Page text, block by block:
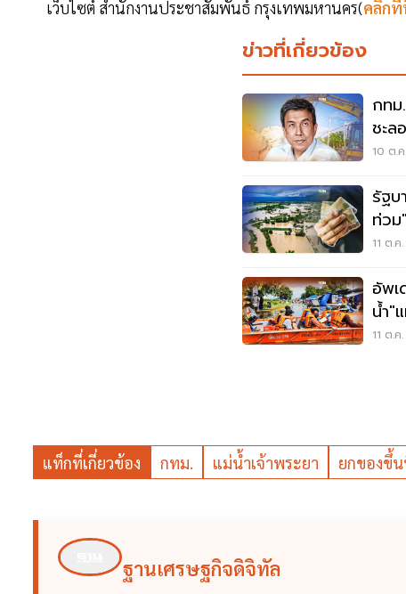
เว็บไซต์ สำนักงานประชาสัมพันธ์ กรุงเทพมหานคร(คลิก
ข่าวที่เกี่ยวข้อง
กท
ชะล
หกว
10 ต.
รัฐบ
ท่ว
ล้าน
11 ต.
อัพ
น้ำ"
ไม่ได้
11 ต.
แท็กที่เกี่ยวข้อง กทม. แม่น้ำเจ้าพระยา ยกของขึ้
ฐานเศรษฐกิจดิจิทัล